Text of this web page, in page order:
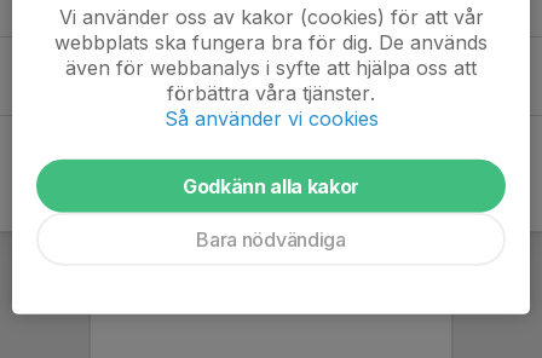
20 maj, 18:51 0
Uppstart PF-2021
28 apr, 22:20 0
Vi använder oss av kakor (cookies) för att vår
webbplats ska fungera bra för dig. De används
även för webbanalys i syfte att hjälpa oss att
förbättra våra tjänster.
Så använder vi cookies
Godkänn alla kakor
Bara nödvändiga